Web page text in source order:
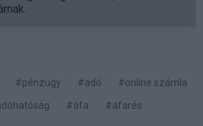
#pénzügy #adó
#online számla
#áfa #áfarés